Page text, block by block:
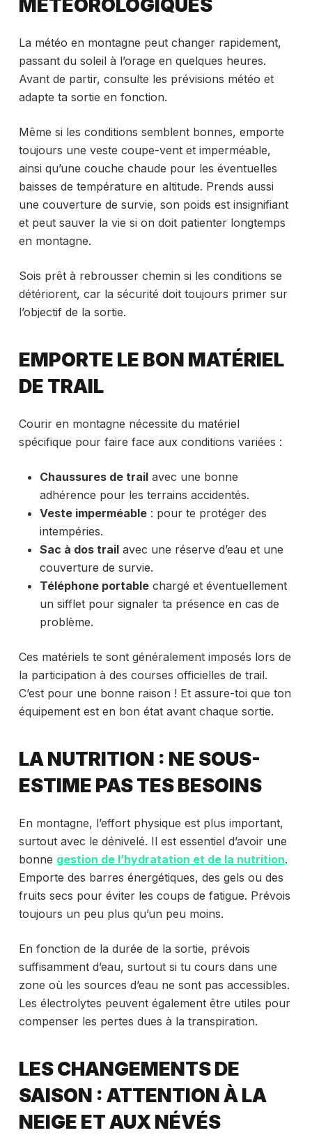
MÉTÉOROLOGIQUES
La météo en montagne peut changer rapidement,
passant du soleil à l’orage en quelques heures.
Avant de partir, consulte les prévisions météo et
adapte ta sortie en fonction.
Même si les conditions semblent bonnes, emporte
toujours une veste coupe-vent et imperméable,
ainsi qu’une couche chaude pour les éventuelles
baisses de température en altitude. Prends aussi
une couverture de survie, son poids est insignifiant
et peut sauver la vie si on doit patienter longtemps
en montagne.
Sois prêt à rebrousser chemin si les conditions se
détériorent, car la sécurité doit toujours primer sur
l’objectif de la sortie.
EMPORTE LE BON MATÉRIEL
DE TRAIL
Courir en montagne nécessite du matériel
spécifique pour faire face aux conditions variées :
Chaussures de trailavec une bonne
adhérence pour les terrains accidentés.
Veste imperméable: pour te protéger des
intempéries.
Sac à dos trailavec une réserve d’eau et une
couverture de survie.
Téléphone portablechargé et éventuellement
un sifflet pour signaler ta présence en cas de
problème.
Ces matériels te sont généralement imposés lors de
la participation à des courses officielles de trail.
C’est pour une bonne raison ! Et assure-toi que ton
équipement est en bon état avant chaque sortie.
LA NUTRITION : NE SOUS-
ESTIME PAS TES BESOINS
En montagne, l’effort physique est plus important,
surtout avec le dénivelé. Il est essentiel d’avoir une
bonne gestion de l’hydratation et de la nutrition.
Emporte des barres énergétiques, des gels ou des
fruits secs pour éviter les coups de fatigue. Prévois
toujours un peu plus qu’un peu moins.
En fonction de la durée de la sortie, prévois
suffisamment d’eau, surtout si tu cours dans une
zone où les sources d’eau ne sont pas accessibles.
Les électrolytes peuvent également être utiles pour
compenser les pertes dues à la transpiration.
LES CHANGEMENTS DE
SAISON : ATTENTION À LA
NEIGE ET AUX NÉVÉS